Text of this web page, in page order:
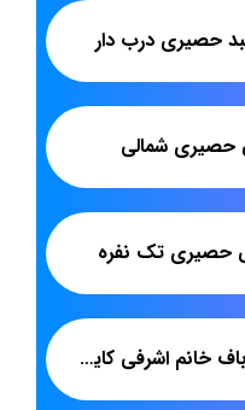
حصیری درب دار
حصیری شمالی
حصیری تک نفره
بانوی هنرمند کپوباف خانم اشرفی کایدخورده